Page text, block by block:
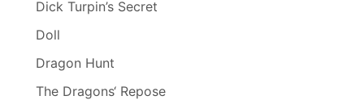
Dick Turpin’s Secret
Doll
Dragon Hunt
The Dragons‘ Repose